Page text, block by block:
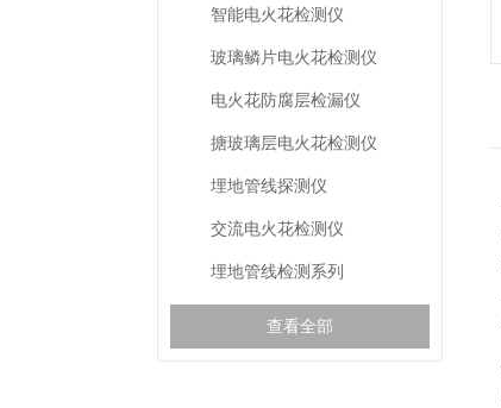
智能电火花检测仪
玻璃鳞片电火花检测仪
电火花防腐层检漏仪
搪玻璃层电火花检测仪
埋地管线探测仪
交流电火花检测仪
埋地管线检测系列
查看全部